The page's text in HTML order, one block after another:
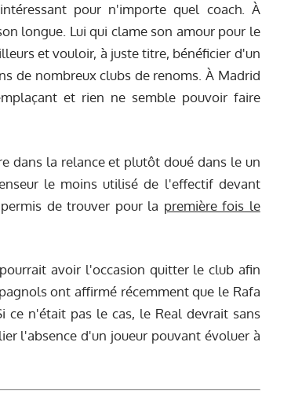
pour n'importe quel coach. À
longue. Lui qui clame son amour pour le
et vouloir, à juste titre, bénéficier d'un
de nombreux clubs de renoms. À Madrid
et rien ne semble pouvoir faire
dans la relance et plutôt doué dans le un
le moins utilisé de l'effectif devant
de trouver pour la première fois le
avoir l'occasion quitter le club afin
ont affirmé récemment que le Rafa
ce n'était pas le cas, le Real devrait sans
l'absence d'un joueur pouvant évoluer à